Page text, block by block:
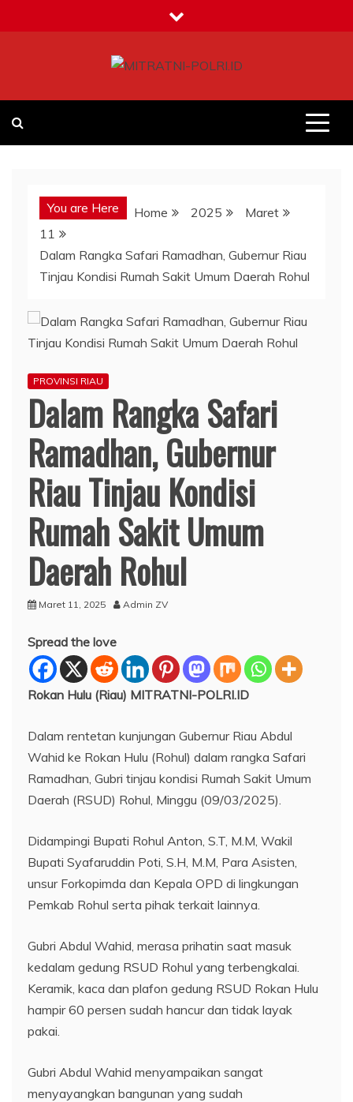
to
You are Here Home 2025
Maret
11
Dalam Rangka Safari Ramadhan, Gubernur Riau
Tinjau Kondisi Rumah Sakit Umum Daerah Rohul
PROVINSI RIAU
Dalam Rangka Safari
Ramadhan, Gubernur
Riau Tinjau Kondisi
Rumah Sakit Umum
Daerah Rohul
Maret 11, 2025 Admin ZV
Spread the love
Rokan Hulu (Riau) MITRATNI-POLRI.ID
Dalam rentetan kunjungan Gubernur Riau Abdul
Wahid ke Rokan Hulu (Rohul) dalam rangka Safari
Ramadhan, Gubri tinjau kondisi Rumah Sakit Umum
Daerah (RSUD) Rohul, Minggu (09/03/2025).
Didampingi Bupati Rohul Anton, S.T, M.M, Wakil
Bupati Syafaruddin Poti, S.H, M.M, Para Asisten,
unsur Forkopimda dan Kepala OPD di lingkungan
Pemkab Rohul serta pihak terkait lainnya.
Gubri Abdul Wahid, merasa prihatin saat masuk
kedalam gedung RSUD Rohul yang terbengkalai.
Keramik, kaca dan plafon gedung RSUD Rokan Hulu
hampir 60 persen sudah hancur dan tidak layak
pakai.
Gubri Abdul Wahid menyampaikan sangat
menyayangkan bangunan yang sudah